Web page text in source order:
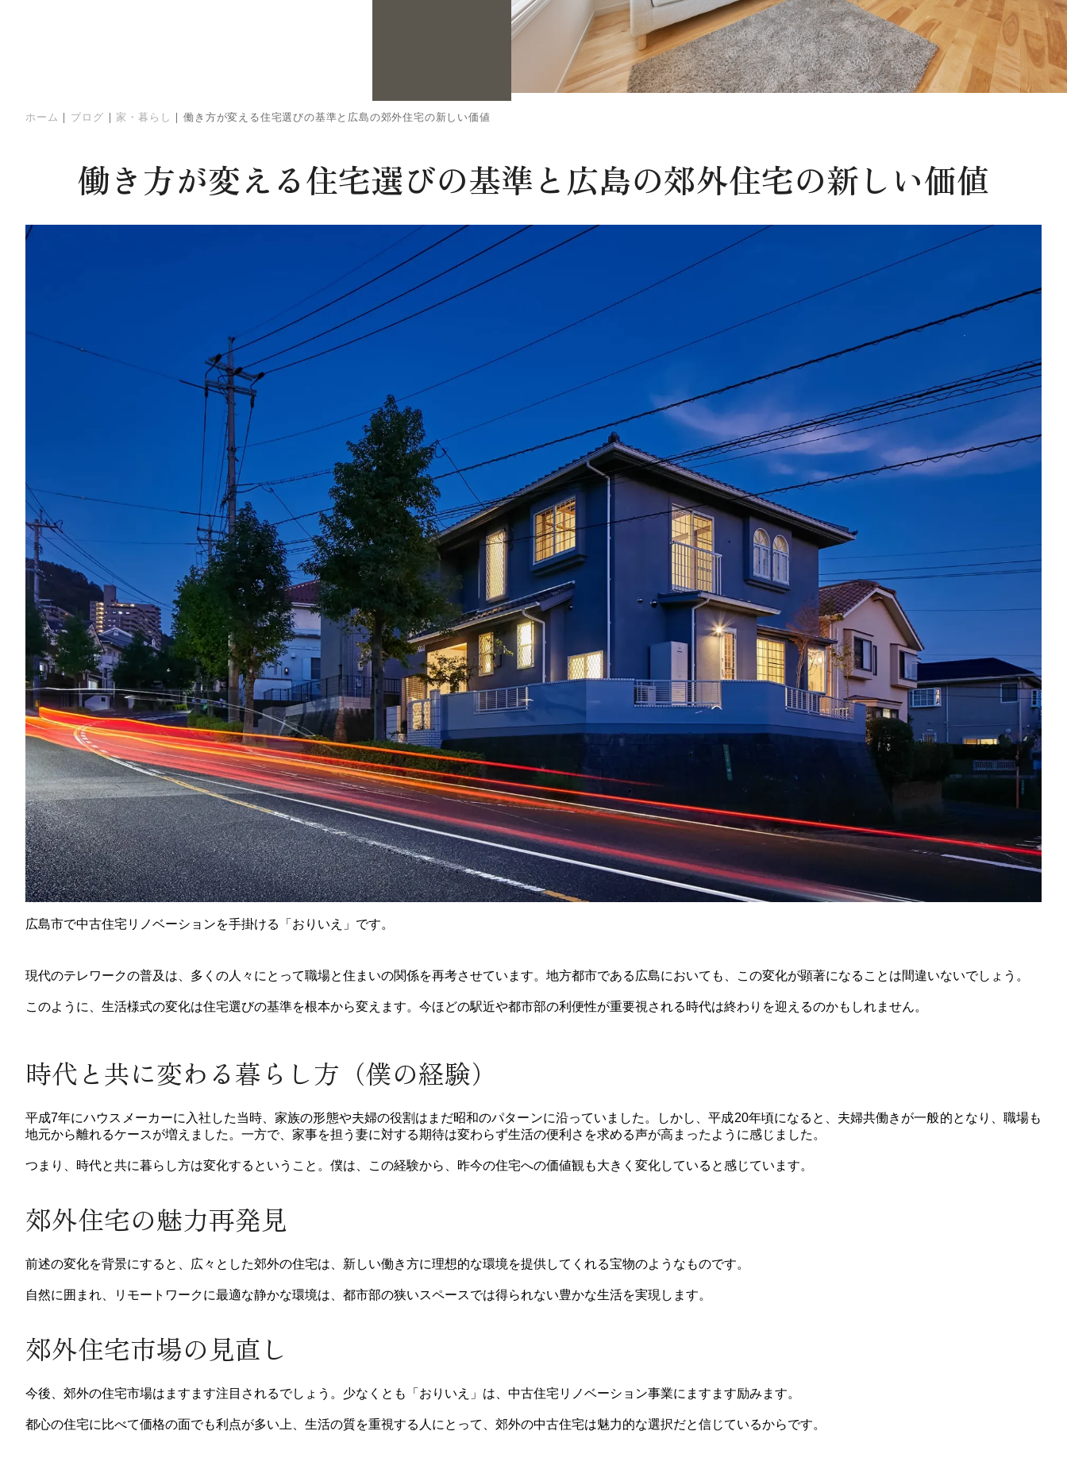
ホーム | ブログ | 家・暮らし | 働き方が変える住宅選びの基準と広島の郊外住宅の新しい価値
働き方が変える住宅選びの基準と広島の郊外住宅の新しい価値
広島市で中古住宅リノベーションを手掛ける「おりいえ」です。
現代のテレワークの普及は、多くの人々にとって職場と住まいの関係を再考させています。地方都市である広島においても、この変化が顕著になることは間違いないでしょう。
このように、生活様式の変化は住宅選びの基準を根本から変えます。今ほどの駅近や都市部の利便性が重要視される時代は終わりを迎えるのかもしれません。
時代と共に変わる暮らし方（僕の経験）
平成7年にハウスメーカーに入社した当時、家族の形態や夫婦の役割はまだ昭和のパターンに沿っていました。しかし、平成20年頃になると、夫婦共働きが一般的となり、職場も
地元から離れるケースが増えました。一方で、家事を担う妻に対する期待は変わらず生活の便利さを求める声が高まったように感じました。
つまり、時代と共に暮らし方は変化するということ。僕は、この経験から、昨今の住宅への価値観も大きく変化していると感じています。
郊外住宅の魅力再発見
前述の変化を背景にすると、広々とした郊外の住宅は、新しい働き方に理想的な環境を提供してくれる宝物のようなものです。
自然に囲まれ、リモートワークに最適な静かな環境は、都市部の狭いスペースでは得られない豊かな生活を実現します。
郊外住宅市場の見直し
今後、郊外の住宅市場はますます注目されるでしょう。少なくとも「おりいえ」は、中古住宅リノベーション事業にますます励みます。
都心の住宅に比べて価格の面でも利点が多い上、生活の質を重視する人にとって、郊外の中古住宅は魅力的な選択だと信じているからです。